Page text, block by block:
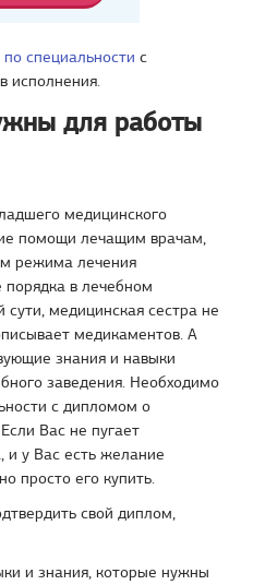
специальности с
исполнения.
для работы
медицинского
помощи лечащим врачам,
режима лечения
в лечебном
сути, медицинская сестра не
медикаментов. А
знания и навыки
заведения. Необходимо
с дипломом о
Вас не пугает
и у Вас есть желание
просто его купить.
свой диплом,
и знания, которые нужны